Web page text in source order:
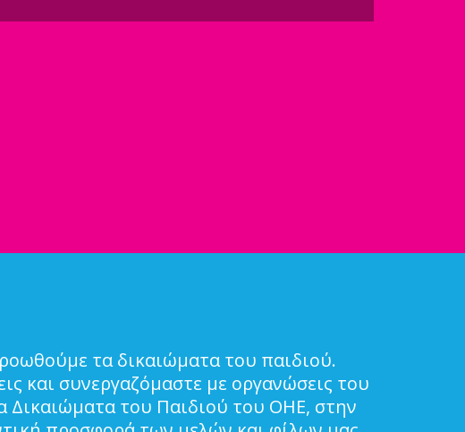
τα δικαιώματα του παιδιού.
και συνεργαζόμαστε με οργανώσεις του
Δικαιώματα του Παιδιού του ΟΗΕ, στην